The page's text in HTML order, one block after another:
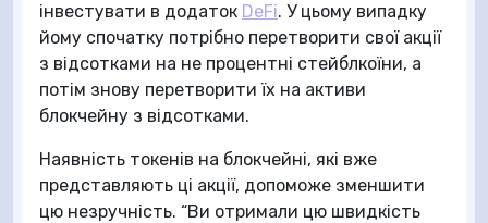
інвестувати в додаток DeFi. У цьому випадку
йому спочатку потрібно перетворити свої акції
з відсотками на не процентні стейблкоїни, а
потім знову перетворити їх на активи
блокчейну з відсотками.
Наявність токенів на блокчейні, які вже
представляють ці акції, допоможе зменшити
цю незручність. “Ви отримали цю швидкість